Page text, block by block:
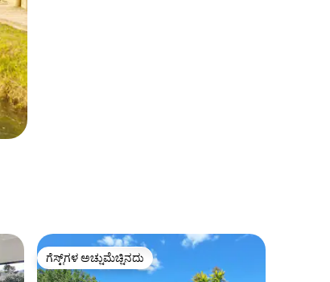
ಗೆಸ್ಟ್‌ಗಳ ಅಚ್ಚುಮೆಚ್ಚಿನದು
ಗೆಸ್ಟ್‌ಗಳ ಅಚ್ಚುಮೆಚ್ಚಿನದು